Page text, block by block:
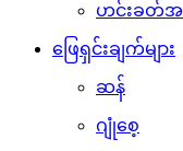
ဟင်းခတ်အ
ဖြေရှင်းချက်များ
ဆန်
ဂျုံစေ့